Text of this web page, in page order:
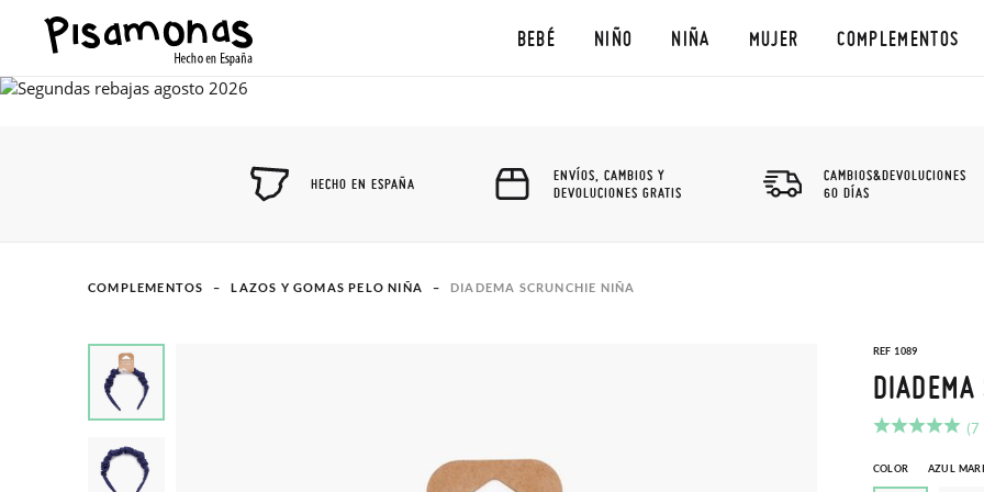
BEBÉ NIÑO NIÑA MUJER COMPLEMENTOS
HECHO EN ESPAÑA
ENVÍOS, CAMBIOS Y
DEVOLUCIONES GRATIS
CAMBIOS&DEVOLUCIONES
60 DÍAS
COMPLEMENTOS LAZOS Y GOMAS PELO NIÑA DIADEMA SCRUNCHIE NIÑA
REF 1089
(7
COLOR AZUL